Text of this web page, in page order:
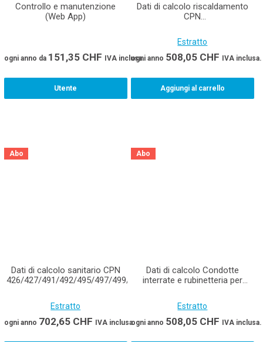
Controllo e manutenzione
(Web App)
ogni anno da 151,35 CHF IVA inclusa.
Utente
Dati di calcolo riscaldamento
CPN
Estratto
ogni anno 508,05 CHF IVA inclusa.
Aggiungi al carrello
Abo
Dati di calcolo sanitario CPN
426/427/491/492/495/497/499/359
Estratto
ogni anno 702,65 CHF IVA inclusa.
Abo
Dati di calcolo Condotte
interrate e rubinetteria per
Estratto
ogni anno 508,05 CHF IVA inclusa.